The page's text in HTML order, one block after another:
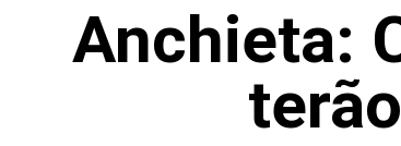
Anchieta: